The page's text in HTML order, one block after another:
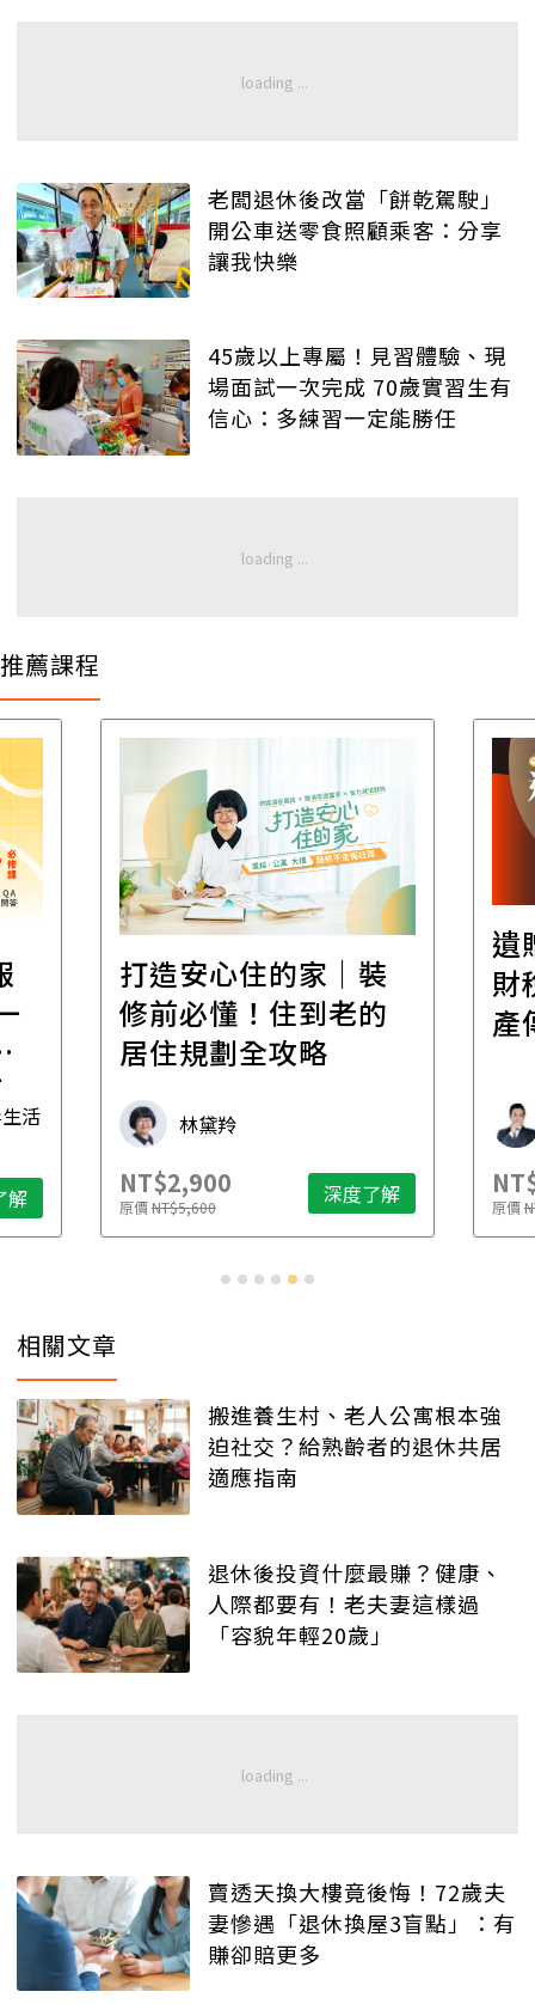
老闆退休後改當「餅乾駕駛」
開公車送零食照顧乘客：分享
讓我快樂
45歲以上專屬！見習體驗、現
場面試一次完成 70歲實習生有
信心：多練習一定能勝任
推薦課程
活
解
打造安心住的家｜裝
修前必懂！住到老的
居住規劃全攻略
林黛羚
NT$2,900
原價NT$5,600 深度了解
遺
財
產
原價
相關文章
搬進養生村、老人公寓根本強
迫社交？給熟齡者的退休共居
適應指南
退休後投資什麼最賺？健康、
人際都要有！老夫妻這樣過
「容貌年輕20歲」
賣透天換大樓竟後悔！72歲夫
妻慘遇「退休換屋3盲點」：有
賺卻賠更多